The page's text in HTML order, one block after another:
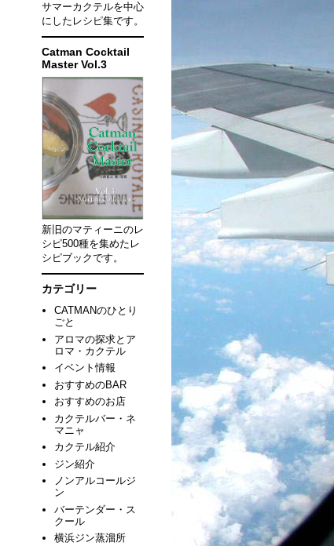
サマーカクテルを中心
にしたレシピ集です。
Catman Cocktail
Master Vol.3
新旧のマティーニのレ
シピ500種を集めたレ
シピブックです。
カテゴリー
CATMANのひとり
ごと
アロマの探求とア
ロマ・カクテル
イベント情報
おすすめのBAR
おすすめのお店
カクテルバー・ネ
マニャ
カクテル紹介
ジン紹介
ノンアルコールジ
ン
バーテンダー・ス
クール
横浜ジン蒸溜所